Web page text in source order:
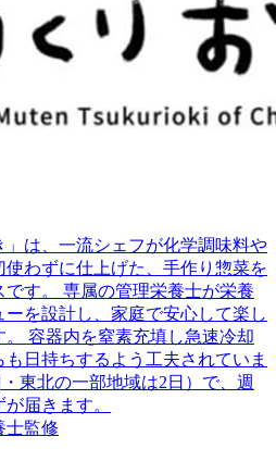
」は、一流シェフが化学調味料や
わずに仕上げた、手作り惣菜を
す。 専属の管理栄養士が栄養
を設計し、家庭で安心して楽し
容器内を窒素充填し急速冷却
日持ちするよう工夫されていま
東北の一部地域は2日）で、週
届きます。
士監修